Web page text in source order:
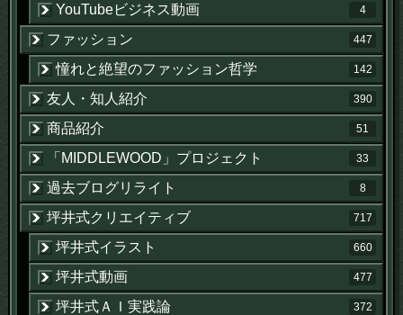
YouTubeビジネス動画 4
ファッション 447
憧れと絶望のファッション哲学 142
友人・知人紹介 390
商品紹介 51
「MIDDLEWOOD」プロジェクト 33
過去ブログリライト 8
坪井式クリエイティブ 717
坪井式イラスト 660
坪井式動画 477
坪井式ＡＩ実践論 372